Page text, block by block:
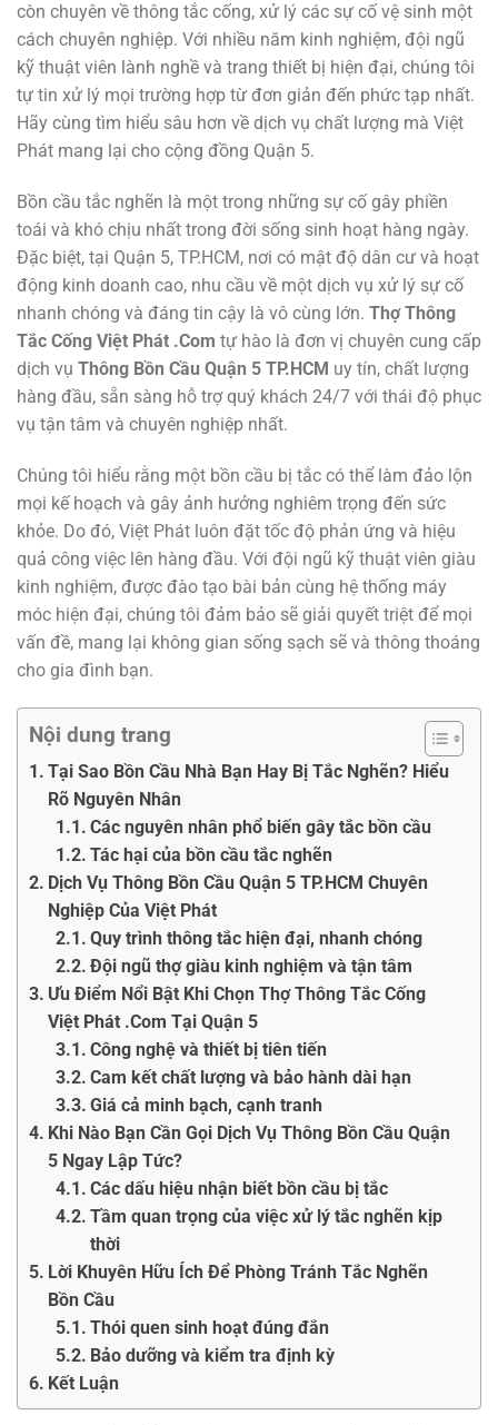
còn chuyên về thông tắc cống, xử lý các sự cố vệ sinh một
cách chuyên nghiệp. Với nhiều năm kinh nghiệm, đội ngũ
kỹ thuật viên lành nghề và trang thiết bị hiện đại, chúng tôi
tự tin xử lý mọi trường hợp từ đơn giản đến phức tạp nhất.
Hãy cùng tìm hiểu sâu hơn về dịch vụ chất lượng mà Việt
Phát mang lại cho cộng đồng Quận 5.
Bồn cầu tắc nghẽn là một trong những sự cố gây phiền
toái và khó chịu nhất trong đời sống sinh hoạt hàng ngày.
Đặc biệt, tại Quận 5, TP.HCM, nơi có mật độ dân cư và hoạt
động kinh doanh cao, nhu cầu về một dịch vụ xử lý sự cố
nhanh chóng và đáng tin cậy là vô cùng lớn. Thợ Thông
Tắc Cống Việt Phát .Com tự hào là đơn vị chuyên cung cấp
dịch vụ Thông Bồn Cầu Quận 5 TP.HCM uy tín, chất lượng
hàng đầu, sẵn sàng hỗ trợ quý khách 24/7 với thái độ phục
vụ tận tâm và chuyên nghiệp nhất.
Chúng tôi hiểu rằng một bồn cầu bị tắc có thể làm đảo lộn
mọi kế hoạch và gây ảnh hưởng nghiêm trọng đến sức
khỏe. Do đó, Việt Phát luôn đặt tốc độ phản ứng và hiệu
quả công việc lên hàng đầu. Với đội ngũ kỹ thuật viên giàu
kinh nghiệm, được đào tạo bài bản cùng hệ thống máy
móc hiện đại, chúng tôi đảm bảo sẽ giải quyết triệt để mọi
vấn đề, mang lại không gian sống sạch sẽ và thông thoáng
cho gia đình bạn.
Nội dung trang
Tại Sao Bồn Cầu Nhà Bạn Hay Bị Tắc Nghẽn? Hiểu
Rõ Nguyên Nhân
Các nguyên nhân phổ biến gây tắc bồn cầu
Tác hại của bồn cầu tắc nghẽn
Dịch Vụ Thông Bồn Cầu Quận 5 TP.HCM Chuyên
Nghiệp Của Việt Phát
Quy trình thông tắc hiện đại, nhanh chóng
Đội ngũ thợ giàu kinh nghiệm và tận tâm
Ưu Điểm Nổi Bật Khi Chọn Thợ Thông Tắc Cống
Việt Phát .Com Tại Quận 5
Công nghệ và thiết bị tiên tiến
Cam kết chất lượng và bảo hành dài hạn
Giá cả minh bạch, cạnh tranh
Khi Nào Bạn Cần Gọi Dịch Vụ Thông Bồn Cầu Quận
5 Ngay Lập Tức?
Các dấu hiệu nhận biết bồn cầu bị tắc
Tầm quan trọng của việc xử lý tắc nghẽn kịp
thời
Lời Khuyên Hữu Ích Để Phòng Tránh Tắc Nghẽn
Bồn Cầu
Thói quen sinh hoạt đúng đắn
Bảo dưỡng và kiểm tra định kỳ
Kết Luận